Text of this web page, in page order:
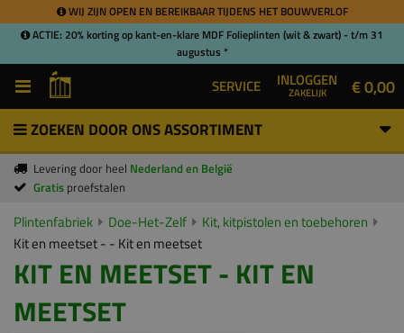
WIJ ZIJN OPEN EN BEREIKBAAR TIJDENS HET BOUWVERLOF
ACTIE: 20% korting op kant-en-klare MDF Folieplinten (wit & zwart) - t/m 31
augustus *
SERVICE INLOGGEN
ZAKELIJK € 0,00
ZOEKEN DOOR ONS ASSORTIMENT
Levering door heel Nederland en België
Gratis proefstalen
Plintenfabriek Doe-Het-Zelf
Kit, kitpistolen en toebehoren
Kit en meetset - - Kit en meetset
KIT EN MEETSET - KIT EN
MEETSET